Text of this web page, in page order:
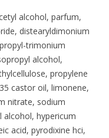
alcohol, parfum,
distearyldimonium
trimonium
alcohol,
propylene
castor oil, limonene,
nitrate, sodium
alcohol, hypericum
acid, pyrodixine hci,